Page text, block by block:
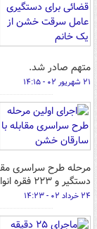
متهم صادر شد.
۲۱ شهریور ۰۲ - ۱۴:۱۵
دستگیر و ۲۲۳ فقره انواع سرقت‌های خشن کشف شد.
۲۴ خرداد ۰۲ - ۱۴:۲۳